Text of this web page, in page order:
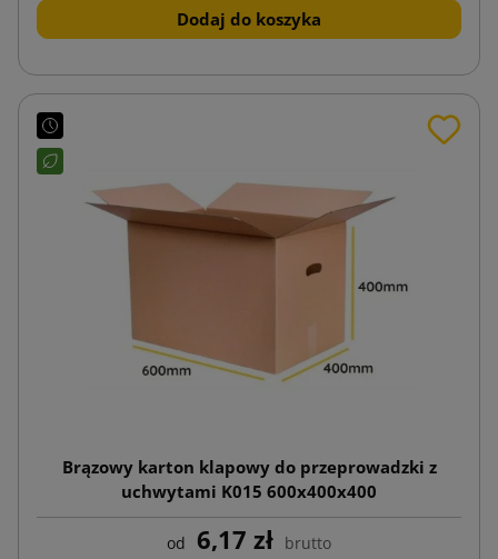
Dodaj do koszyka
Brązowy karton klapowy do przeprowadzki z
uchwytami K015 600x400x400
od 6,17 zł brutto